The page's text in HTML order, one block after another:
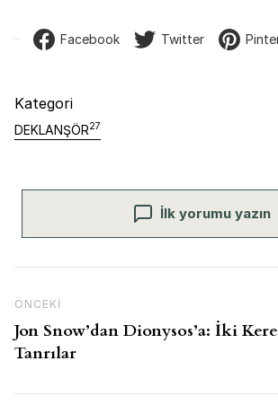
Facebook Twitter
Kategori
DEKLANŞÖR27
İlk yorumu yazın
Önceki İçerik
ÖNCEKI
Jon Snow’dan Dionysos’a: İki
Tanrılar